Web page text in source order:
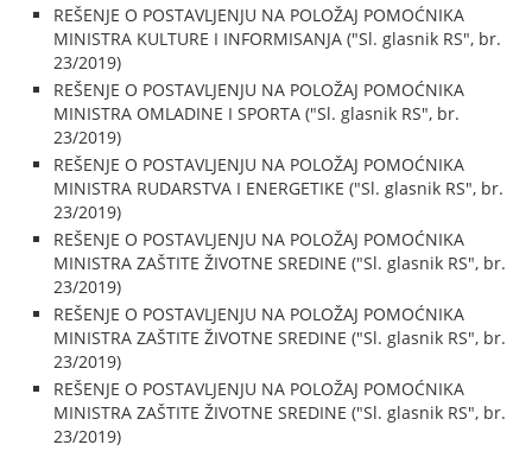
REŠENJE O POSTAVLJENJU NA POLOŽAJ POMOĆNIKA
MINISTRA KULTURE I INFORMISANJA ("Sl. glasnik RS", br.
23/2019)
REŠENJE O POSTAVLJENJU NA POLOŽAJ POMOĆNIKA
MINISTRA OMLADINE I SPORTA ("Sl. glasnik RS", br.
23/2019)
REŠENJE O POSTAVLJENJU NA POLOŽAJ POMOĆNIKA
MINISTRA RUDARSTVA I ENERGETIKE ("Sl. glasnik RS", br.
23/2019)
REŠENJE O POSTAVLJENJU NA POLOŽAJ POMOĆNIKA
MINISTRA ZAŠTITE ŽIVOTNE SREDINE ("Sl. glasnik RS", br.
23/2019)
REŠENJE O POSTAVLJENJU NA POLOŽAJ POMOĆNIKA
MINISTRA ZAŠTITE ŽIVOTNE SREDINE ("Sl. glasnik RS", br.
23/2019)
REŠENJE O POSTAVLJENJU NA POLOŽAJ POMOĆNIKA
MINISTRA ZAŠTITE ŽIVOTNE SREDINE ("Sl. glasnik RS", br.
23/2019)